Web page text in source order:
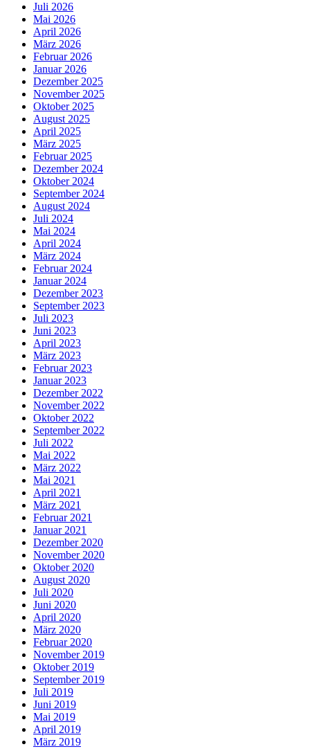
Juli 2026
Mai 2026
April 2026
März 2026
Februar 2026
Januar 2026
Dezember 2025
November 2025
Oktober 2025
August 2025
April 2025
März 2025
Februar 2025
Dezember 2024
Oktober 2024
September 2024
August 2024
Juli 2024
Mai 2024
April 2024
März 2024
Februar 2024
Januar 2024
Dezember 2023
September 2023
Juli 2023
Juni 2023
April 2023
März 2023
Februar 2023
Januar 2023
Dezember 2022
November 2022
Oktober 2022
September 2022
Juli 2022
Mai 2022
März 2022
Mai 2021
April 2021
März 2021
Februar 2021
Januar 2021
Dezember 2020
November 2020
Oktober 2020
August 2020
Juli 2020
Juni 2020
April 2020
März 2020
Februar 2020
November 2019
Oktober 2019
September 2019
Juli 2019
Juni 2019
Mai 2019
April 2019
März 2019